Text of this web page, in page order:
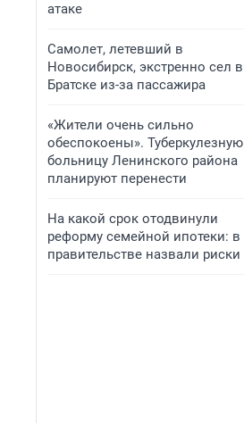
атаке
Самолет, летевший в
Новосибирск, экстренно сел в
Братске из-за пассажира
«Жители очень сильно
обеспокоены». Туберкулезную
больницу Ленинского района
планируют перенести
На какой срок отодвинули
реформу семейной ипотеки: в
правительстве назвали риски